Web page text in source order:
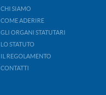
CHI SIAMO
COME ADERIRE
GLI ORGANI STATUTARI
LO STATUTO
IL REGOLAMENTO
CONTATTI